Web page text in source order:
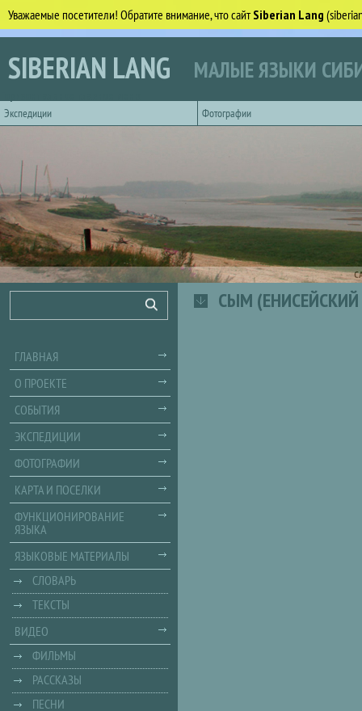
Уважаемые посетители! Обратите внимание, что сайтSiberian Lang
Перейти к основному содержанию
SIBERIAN LANG МАЛЫЕ ЯЗЫКИ
Экспедиции
Фотографии
СЫМ (ЕНИСЕЙСКИЙ
Поиск
ГЛАВНАЯ
О ПРОЕКТЕ
СОБЫТИЯ
ЭКСПЕДИЦИИ
ФОТОГРАФИИ
КАРТА И ПОСЕЛКИ
ФУНКЦИОНИРОВАНИЕ
ЯЗЫКА
ЯЗЫКОВЫЕ МАТЕРИАЛЫ
СЛОВАРЬ
ТЕКСТЫ
ВИДЕО
ФИЛЬМЫ
РАССКАЗЫ
ПЕСНИ